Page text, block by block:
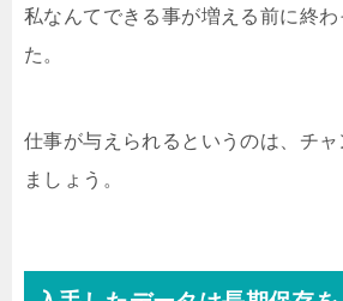
私なんてできる事が増える前に終
た。
仕事が与えられるというのは、チャ
ましょう。